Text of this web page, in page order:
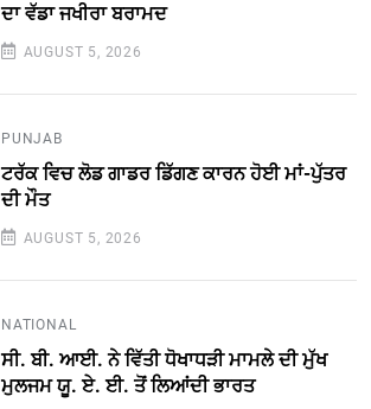
ਦਾ ਵੱਡਾ ਜਖੀਰਾ ਬਰਾਮਦ
AUGUST 5, 2026
PUNJAB
ਟਰੱਕ ਵਿਚ ਲੋਡ ਗਾਡਰ ਡਿੱਗਣ ਕਾਰਨ ਹੋਈ ਮਾਂ-ਪੁੱਤਰ
ਦੀ ਮੌਤ
AUGUST 5, 2026
NATIONAL
ਸੀ. ਬੀ. ਆਈ. ਨੇ ਵਿੱਤੀ ਧੋਖਾਧੜੀ ਮਾਮਲੇ ਦੀ ਮੁੱਖ
ਮੁਲਜਮ ਯੂ. ਏ. ਈ. ਤੋਂ ਲਿਆਂਦੀ ਭਾਰਤ